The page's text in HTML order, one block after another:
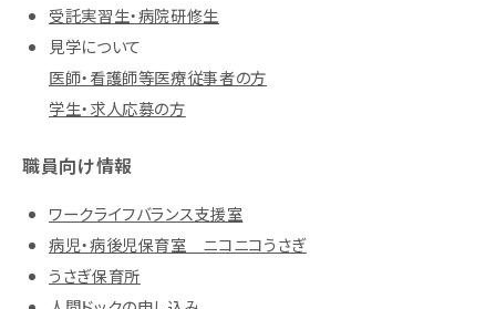
受託実習生・病院研修生
見学について
医師・看護師等医療従事者の方
学生・求人応募の方
職員向け情報
ワークライフバランス支援室
病児・病後児保育室 ニコニコうさぎ
うさぎ保育所